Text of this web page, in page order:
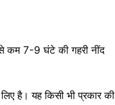
से कम 7-9 घंटे की गहरी नींद
है। यह किसी भी प्रकार की